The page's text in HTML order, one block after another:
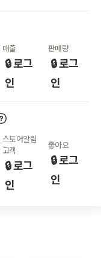
매출
🔒 로그
인
판매량
🔒 로그
인
스토어알림
고객
🔒 로그
인
좋아요
🔒 로그
인